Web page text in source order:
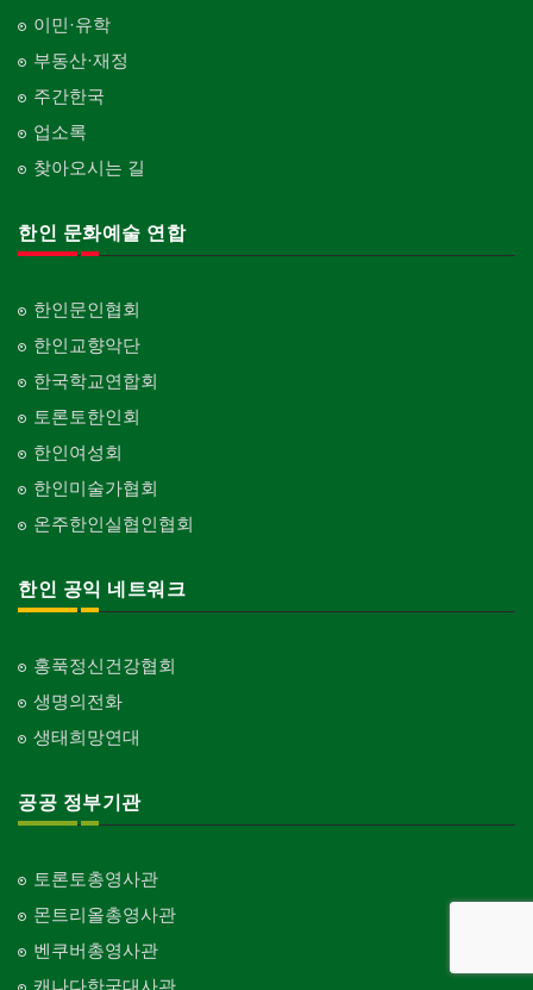
이민·유학
부동산·재정
주간한국
업소록
찾아오시는 길
한인 문화예술 연합
한인문인협회
한인교향악단
한국학교연합회
토론토한인회
한인여성회
한인미술가협회
온주한인실협인협회
한인 공익 네트워크
홍푹정신건강협회
생명의전화
생태희망연대
공공 정부기관
토론토총영사관
몬트리올총영사관
벤쿠버총영사관
캐나다한국대사관